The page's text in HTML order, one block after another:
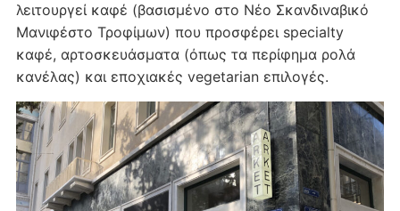
λειτουργεί καφέ (βασισμένο στο Νέο Σκανδιναβικό
Μανιφέστο Τροφίμων) που προσφέρει specialty
καφέ, αρτοσκευάσματα (όπως τα περίφημα ρολά
κανέλας) και εποχιακές vegetarian επιλογές.